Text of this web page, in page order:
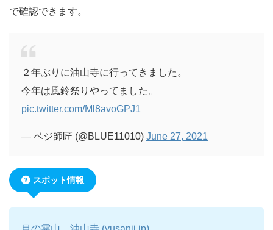
で確認できます。
２年ぶりに油山寺に行ってきました。
今年は風鈴祭りやってました。
pic.twitter.com/Ml8avoGPJ1
— ベジ師匠 (@BLUE11010) June 27, 2021
スポット情報